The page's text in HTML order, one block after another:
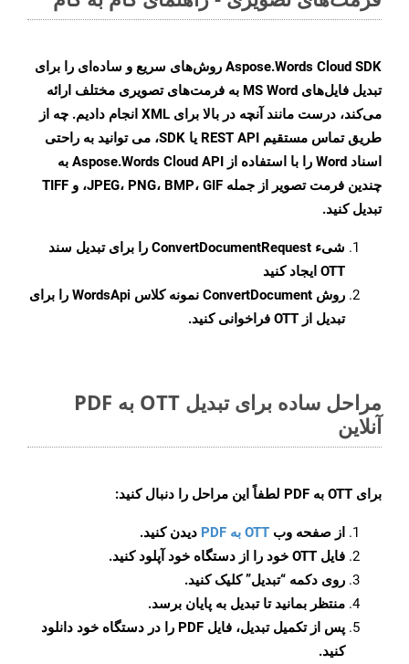
Aspose.Words Cloud SDK روش‌های سریع و ساده‌ای را برای
تبدیل فایل‌های MS Word به فرمت‌های تصویری مختلف ارائه
می‌کند، درست مانند آنچه در بالا برای XML انجام دادیم. چه از
طریق تماس مستقیم REST API یا SDK، می توانید به راحتی
اسناد Word را با استفاده از Aspose.Words Cloud API به
چندین فرمت تصویر از جمله JPEG، PNG، BMP، GIF، و TIFF
تبدیل کنید.
شیء ConvertDocumentRequest را برای تبدیل سند
OTT ایجاد کنید
روش ConvertDocument
نمونه کلاس WordsApi را برای
تبدیل از OTT فراخوانی کنید.
مراحل ساده برای تبدیل OTT به PDF
آنلاین
برای OTT به PDF لطفاً این مراحل را دنبال کنید:
از صفحه وب OTT به PDF
دیدن کنید.
فایل OTT خود را از دستگاه خود آپلود کنید.
روی دکمه “تبدیل”کلیک کنید.
منتظر بمانید تا تبدیل به پایان برسد.
پس از تکمیل تبدیل، فایل PDF را در دستگاه خود دانلود
کنید.